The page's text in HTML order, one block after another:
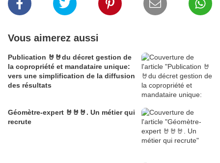
Vous aimerez aussi
Publication 🤘🤘du décret gestion de
la copropriété et mandataire unique:
vers une simplification de la diffusion
des résultats
Géomètre-expert 🤘🤘🤘. Un métier qui
recrute